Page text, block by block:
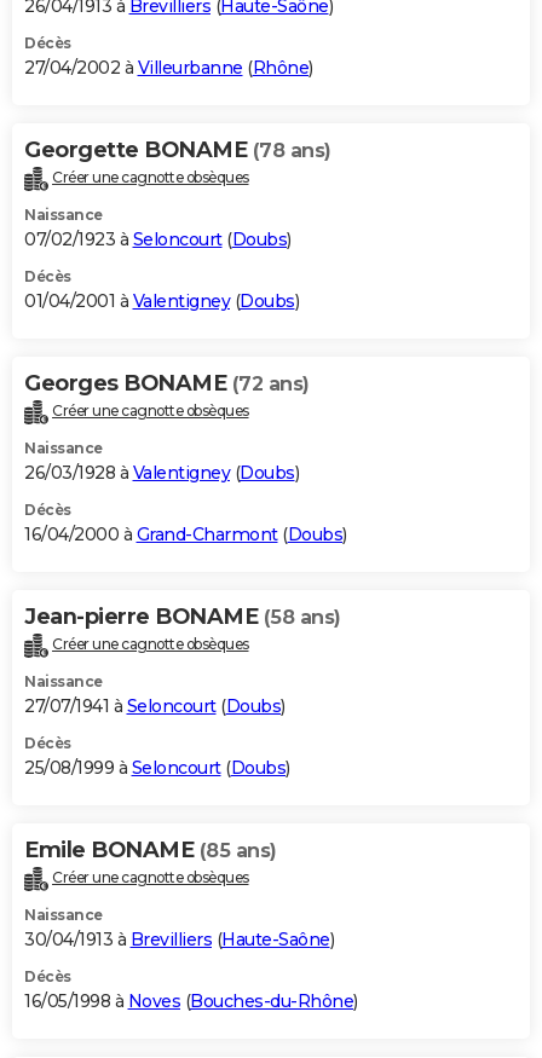
26/04/1913 à Brevilliers (Haute-Saône)
Décès
27/04/2002 à Villeurbanne (Rhône)
Georgette BONAME (78 ans)
Créer une cagnotte obsèques
Naissance
07/02/1923 à Seloncourt(Doubs)
Décès
01/04/2001 à Valentigney(Doubs)
Georges BONAME (72 ans)
Créer une cagnotte obsèques
Naissance
26/03/1928 à Valentigney(Doubs)
Décès
16/04/2000 à Grand-Charmont(Doubs)
Jean-pierre BONAME (58 ans)
Créer une cagnotte obsèques
Naissance
27/07/1941 à Seloncourt(Doubs)
Décès
25/08/1999 à Seloncourt(Doubs)
Emile BONAME (85 ans)
Créer une cagnotte obsèques
Naissance
30/04/1913 à Brevilliers (Haute-Saône)
Décès
16/05/1998 à Noves (Bouches-du-Rhône)